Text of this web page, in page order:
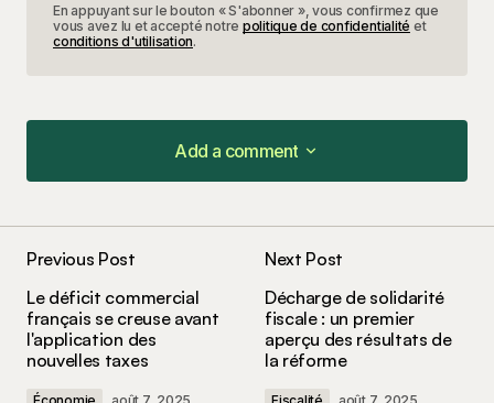
En appuyant sur le bouton « S'abonner », vous confirmez que
vous avez lu et accepté notre politique de confidentialité et
conditions d'utilisation.
Add a comment
Add a comment
champs obligatoires sont indiqués avec*
Comment*
Previous Post
Le déficit commercial
français se creuse avant
l'application des
nouvelles taxes
Next Post
Décharge de solidarité
fiscale : un premier
aperçu des résultats de
la réforme